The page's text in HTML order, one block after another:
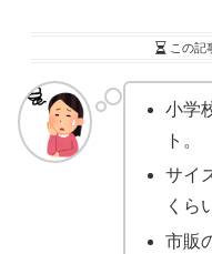
この記
小学
ト。
サイ
くら
市販